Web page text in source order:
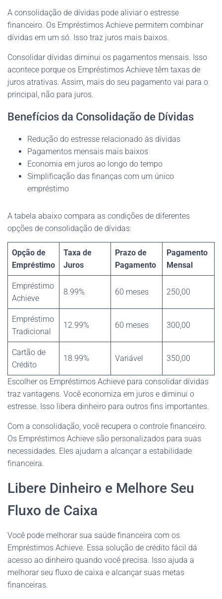
A consolidação de dívidas pode aliviar o estresse
financeiro. Os Empréstimos Achieve permitem combinar
dívidas em um só. Isso traz juros mais baixos.
Consolidar dívidas diminui os pagamentos mensais. Isso
acontece porque os Empréstimos Achieve têm taxas de
juros atrativas. Assim, mais do seu pagamento vai para o
principal, não para juros.
Benefícios da Consolidação de Dívidas
Redução do estresse relacionado às dívidas
Pagamentos mensais mais baixos
Economia em juros ao longo do tempo
Simplificação das finanças com um único
empréstimo
A tabela abaixo compara as condições de diferentes
opções de consolidação de dívidas:
Opção de
Empréstimo
Taxa de
Juros
Prazo de
Pagamento
Pagamento
Mensal
Empréstimo
Achieve
8.99% 60 meses 250,00
Empréstimo
Tradicional
12.99% 60 meses 300,00
Cartão de
Crédito
18.99% Variável 350,00
Escolher os Empréstimos Achieve para consolidar dívidas
traz vantagens. Você economiza em juros e diminui o
estresse. Isso libera dinheiro para outros fins importantes.
Com a consolidação, você recupera o controle financeiro.
Os Empréstimos Achieve são personalizados para suas
necessidades. Eles ajudam a alcançar a estabilidade
financeira.
Libere Dinheiro e Melhore Seu
Fluxo de Caixa
Você pode melhorar sua saúde financeira com os
Empréstimos Achieve. Essa solução de crédito fácil dá
acesso ao dinheiro quando você precisa. Isso ajuda a
melhorar seu fluxo de caixa e alcançar suas metas
financeiras.